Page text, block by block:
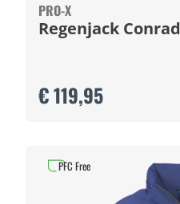
PRO-X
Regenjack Conrad
€ 119,95
PFC Free